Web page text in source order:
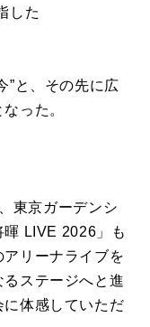
した
”と、その先に広
った。
東京ガーデンシ
暉 LIVE 2026 」
も
リーナライブを
ステージへと進
体感していただ